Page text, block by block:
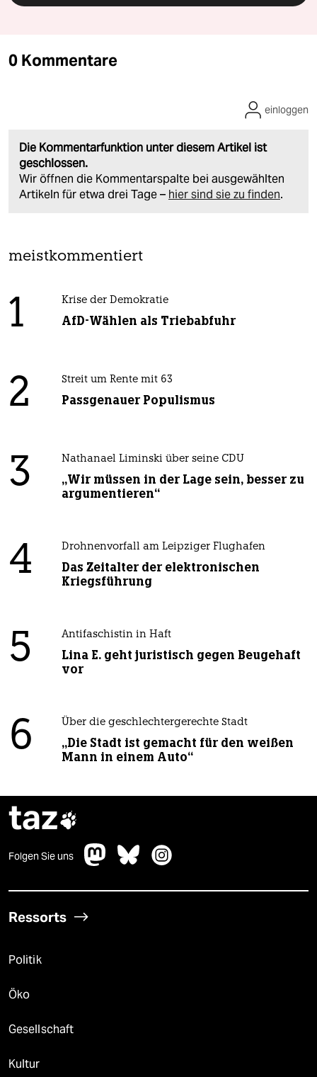
0 Kommentare
Die Kommentarfunktion unter diesem Artikel ist
geschlossen.
Wir öffnen die Kommentarspalte bei ausgewählten
Artikeln für etwa drei Tage – hier sind sie zu finden.
einloggen
meistkommentiert
1 Krise der Demokratie
AfD-Wählen als Triebabfuhr
2 Streit um Rente mit 63
Passgenauer Populismus
3 Nathanael Liminski über seine CDU
„Wir müssen in der Lage sein, besser zu
argumentieren“
4 Drohnenvorfall am Leipziger Flughafen
Das Zeitalter der elektronischen
Kriegsführung
5 Antifaschistin in Haft
Lina E. geht juristisch gegen Beugehaft
vor
6 Über die geschlechtergerechte Stadt
„Die Stadt ist gemacht für den weißen
Mann in einem Auto“
taz
Folgen Sie uns
Ressorts
Politik
Öko
Gesellschaft
Kultur